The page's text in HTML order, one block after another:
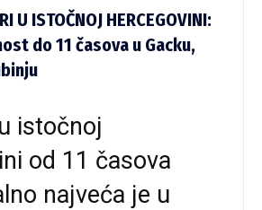
U ISTOČNOJ HERCEGOVINI:
do 11 časova u Gacku,
istočnoj
od 11 časova
najveća je u